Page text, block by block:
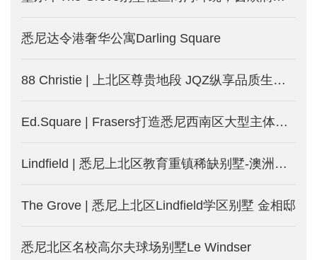
悉尼达令港奢华公寓Darling Square
88 Christie | 上北区尊贵地段 JQZ纵享品质生活-澳洲悉尼新楼盘发售中
Ed.Square | Frasers打造悉尼西南区大型主体规划社区
Lindfield | 悉尼上北区教育重镇稀缺别墅-澳洲悉尼新楼盘
The Grove | 悉尼上北区Lindfield学区别墅 金相邸
悉尼北区名校高尔夫球场别墅Le Windser